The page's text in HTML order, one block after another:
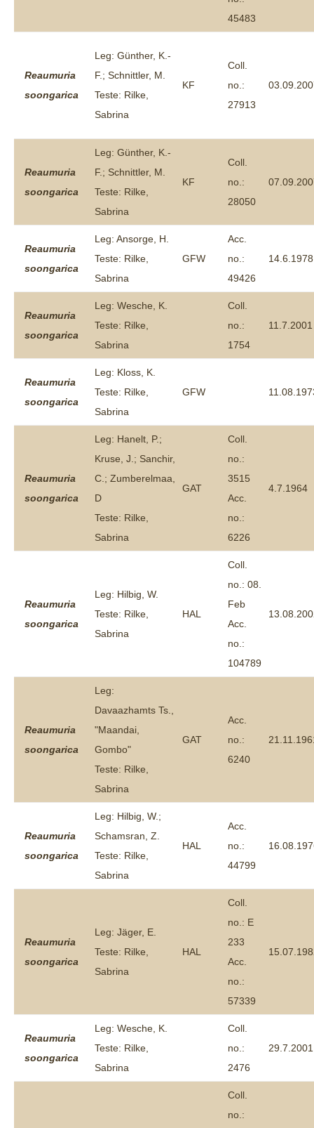
45483
Reaumuria
soongarica
Leg: Günther, K.-
F.; Schnittler, M.
Teste: Rilke,
Sabrina
KF
Coll.
no.:
27913
Reaumuria
soongarica
Leg: Günther, K.-
F.; Schnittler, M.
Teste: Rilke,
Sabrina
KF
Coll.
no.:
28050
Reaumuria
soongarica
Leg: Ansorge, H.
Teste: Rilke,
Sabrina
GFW
Acc.
no.:
49426
14.6.1978
Reaumuria
soongarica
Leg: Wesche, K.
Teste: Rilke,
Sabrina
Coll.
no.:
1754
11.7.2001
Reaumuria
soongarica
Leg: Kloss, K.
Teste: Rilke,
Sabrina
GFW
Reaumuria
soongarica
Leg: Hanelt, P.;
Kruse, J.; Sanchir,
C.; Zumberelmaa,
D
Teste: Rilke,
Sabrina
GAT
Coll.
no.:
3515
Acc.
no.:
6226
4.7.1964
Reaumuria
soongarica
Leg: Hilbig, W.
Teste: Rilke,
Sabrina
HAL
Coll.
no.: 08.
Feb
Acc.
no.:
104789
Reaumuria
soongarica
Leg:
Davaazhamts Ts.,
"Maandai,
Gombo"
Teste: Rilke,
Sabrina
GAT
Acc.
no.:
6240
Reaumuria
soongarica
Leg: Hilbig, W.;
Schamsran, Z.
Teste: Rilke,
Sabrina
HAL
Acc.
no.:
44799
Reaumuria
soongarica
Leg: Jäger, E.
Teste: Rilke,
Sabrina
HAL
Coll.
no.: E
233
Acc.
no.:
57339
Reaumuria
soongarica
Leg: Wesche, K.
Teste: Rilke,
Sabrina
Coll.
no.:
2476
29.7.2001
Coll.
no.: